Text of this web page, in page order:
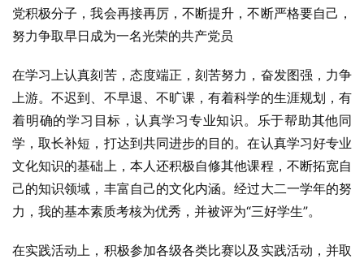
党积极分子，我会再接再厉，不断提升，不断严格要自己，
努力争取早日成为一名光荣的共产党员
在学习上认真刻苦，态度端正，刻苦努力，奋发图强，力争
上游。不迟到、不早退、不旷课，有着科学的生涯规划，有
着明确的学习目标，认真学习专业知识。乐于帮助其他同
学，取长补短，打达到共同进步的目的。在认真学习好专业
文化知识的基础上，本人还积极自修其他课程，不断拓宽自
己的知识领域，丰富自己的文化内涵。经过大二一学年的努
力，我的基本素质考核为优秀，并被评为“三好学生”。
在实践活动上，积极参加各级各类比赛以及实践活动，并取